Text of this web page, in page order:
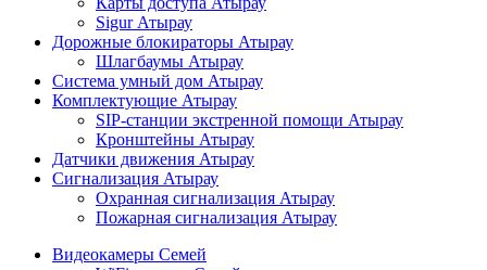
Sigur Атырау
Дорожные блокираторы Атырау
Шлагбаумы Атырау
Система умный дом Атырау
Комплектующие Атырау
SIP-станции экстренной помощи Атырау
Кронштейны Атырау
Датчики движения Атырау
Сигнализация Атырау
Охранная сигнализация Атырау
Пожарная сигнализация Атырау
Видеокамеры Семей